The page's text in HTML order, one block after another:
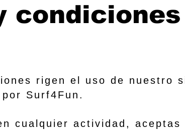
condiciones
rigen el uso de nuestro
Surf4Fun.
cualquier actividad, aceptas